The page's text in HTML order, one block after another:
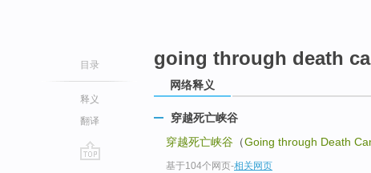
目录
释义
翻译
going through death
网络释义
穿越死亡峡谷
穿越死亡峡谷 （Going through Death
基于104个网页-相关网页